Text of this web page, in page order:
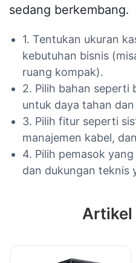
sedang berkembang.
1. Tentukan ukuran
kebutuhan bisnis
ruang kompak).
2. Pilih bahan seperti
untuk daya tahan
3. Pilih fitur seperti
manajemen kabel,
4. Pilih pemasok
dan dukungan teknis
Artikel